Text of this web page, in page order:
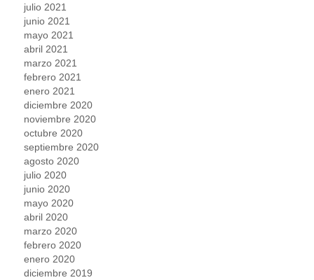
julio 2021
junio 2021
mayo 2021
abril 2021
marzo 2021
febrero 2021
enero 2021
diciembre 2020
noviembre 2020
octubre 2020
septiembre 2020
agosto 2020
julio 2020
junio 2020
mayo 2020
abril 2020
marzo 2020
febrero 2020
enero 2020
diciembre 2019